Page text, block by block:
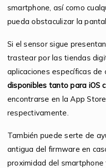
smartphone, así como
pueda obstaculizar la
Si el sensor sigue
trastear por las tiendas
aplicaciones específicas de
disponibles tanto para iOS
encontrarse en la App
respectivamente.
También puede serte de
antigua del firmware en
proximidad del